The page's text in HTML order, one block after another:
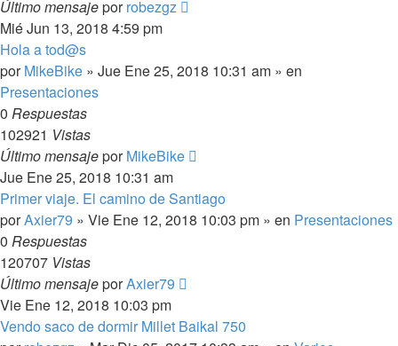
Último mensajeporrobezgz
Mié Jun 13, 2018 4:59 pm
Hola a tod@s
porMikeBike » Jue Ene 25, 2018 10:31 am » en
Presentaciones
0 Respuestas
102921 Vistas
Último mensajeporMikeBike
Jue Ene 25, 2018 10:31 am
Primer viaje. El camino de Santiago
porAxier79 » Vie Ene 12, 2018 10:03 pm » en Presentaciones
0 Respuestas
120707 Vistas
Último mensajeporAxier79
Vie Ene 12, 2018 10:03 pm
Vendo saco de dormir Millet Baikal 750